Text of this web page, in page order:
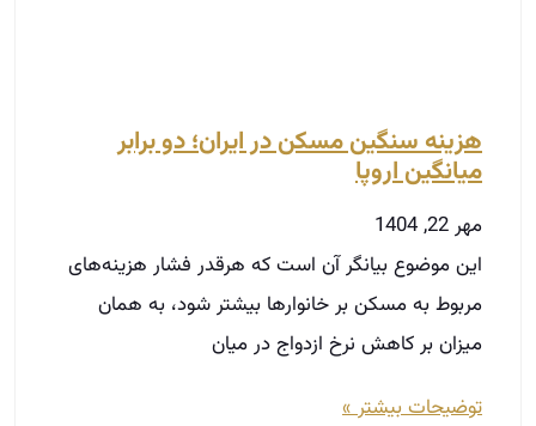
هزینه سنگین مسکن در ایران؛ دو برابر
میانگین اروپا
مهر 22, 1404
این موضوع بیانگر آن است که هرقدر فشار هزینه‌های
مربوط به مسکن بر خانوارها بیشتر شود، به همان
میزان بر کاهش نرخ ازدواج در میان
توضیحات بیشتر »